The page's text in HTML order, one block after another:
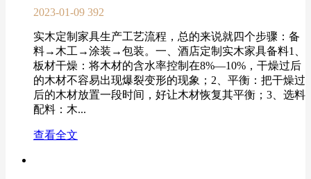
2023-01-09 392
实木定制家具生产工艺流程，总的来说就四个步骤：备
料→木工→涂装→包装。一、酒店定制实木家具备料1、
板材干燥：将木材的含水率控制在8%—10%，干燥过后
的木材不容易出现爆裂变形的现象；2、平衡：把干燥过
后的木材放置一段时间，好让木材恢复其平衡；3、选料
配料：木...
查看全文